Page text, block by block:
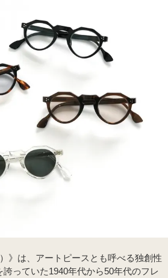
》は、アートピースとも呼べる独創性
っていた1940年代から50年代のフレ